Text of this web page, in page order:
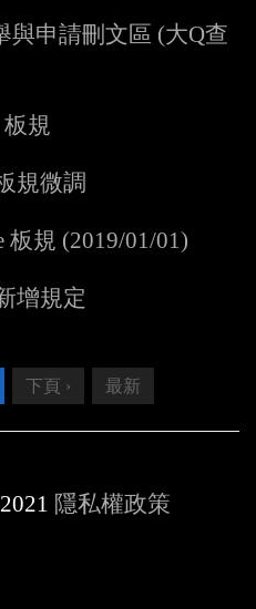
與申請刪文區 (大Q查
規
規微調
板規 (2019/01/01)
增規定
下頁 › 最新
2021 隱私權政策